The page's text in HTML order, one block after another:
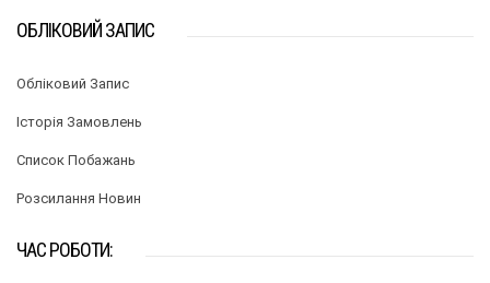
ОБЛІКОВИЙ ЗАПИС
Обліковий Запис
Історія Замовлень
Список Побажань
Розсилання Новин
ЧАС РОБОТИ: